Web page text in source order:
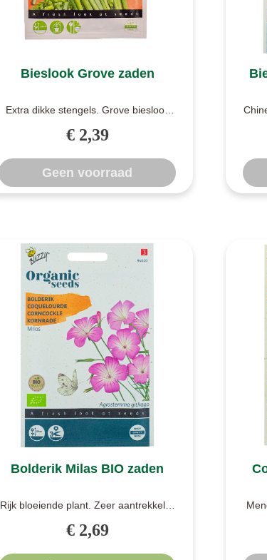
Bieslook Grove zaden
Extra dikke stengels. Grove bieslook
€ 2,39
Geen voorraad
Bolderik Milas BIO zaden
Rijk bloeiende plant. Zeer aantrekkelijk
€ 2,69